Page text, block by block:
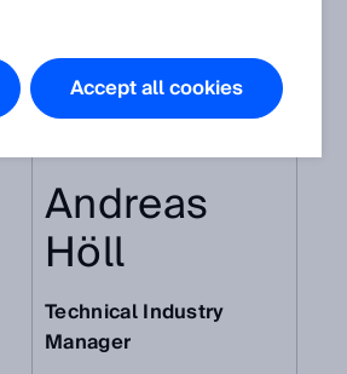
Andreas
Höll
Technical Industry
Manager
Accept all cookies